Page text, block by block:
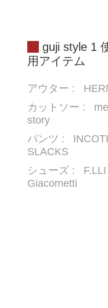
guji style 1
用アイテム
アウター :
カットソー :
story
パンツ :
SLACKS
シューズ : F.LLI
Giacometti